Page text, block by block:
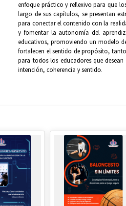
enfoque práctico y reflexivo para que
largo de sus capítulos, se presentan
para conectar el contenido con la
y fomentar la autonomía del
educativos, promoviendo un modelo
fortalecen el sentido de propósito,
para todos los educadores que
intención, coherencia y sentido.